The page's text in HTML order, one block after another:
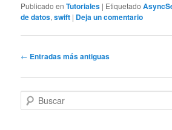
Publicado en Tutoriales | Etiquetado
de datos,swift | Deja un comentario
Navegación
entradas
← Entradas más antiguas
u